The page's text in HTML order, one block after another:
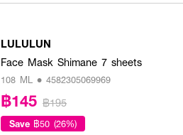
LULULUN
Face Mask Shimane 7 sheets
108 ML • 4582305069969
฿145 ฿195
Save ฿50 (26%)